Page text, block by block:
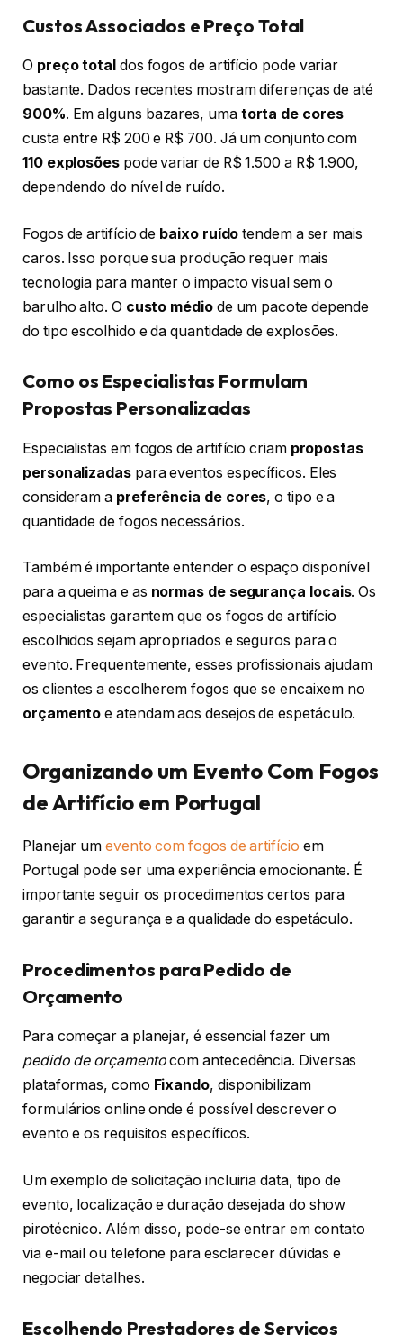
Custos Associados e Preço Total
O preço total dos fogos de artifício pode variar
bastante. Dados recentes mostram diferenças de até
900%. Em alguns bazares, uma torta de cores
custa entre R$ 200 e R$ 700. Já um conjunto com
110 explosõespode variar de R$ 1.500 a R$ 1.900,
dependendo do nível de ruído.
Fogos de artifício de baixo ruído tendem a ser mais
caros. Isso porque sua produção requer mais
tecnologia para manter o impacto visual sem o
barulho alto. O custo médiode um pacote depende
do tipo escolhido e da quantidade de explosões.
Como os Especialistas Formulam
Propostas Personalizadas
Especialistas em fogos de artifício criam propostas
personalizadaspara eventos específicos. Eles
consideram a preferência de cores, o tipo e a
quantidade de fogos necessários.
Também é importante entender o espaço disponível
para a queima e as normas de segurança locais. Os
especialistas garantem que os fogos de artifício
escolhidos sejam apropriados e seguros para o
evento. Frequentemente, esses profissionais ajudam
os clientes a escolherem fogos que se encaixem no
orçamento e atendam aos desejos de espetáculo.
Organizando um Evento Com Fogos
de Artifício em Portugal
Planejar umevento com fogos de artifício em
Portugal pode ser uma experiência emocionante. É
importante seguir os procedimentos certos para
garantir a segurança e a qualidade do espetáculo.
Procedimentos para Pedido de
Orçamento
Para começar a planejar, é essencial fazer um
pedido de orçamentocom antecedência. Diversas
plataformas, como Fixando, disponibilizam
formulários online onde é possível descrever o
evento e os requisitos específicos.
Um exemplo de solicitação incluiria data, tipo de
evento, localização e duração desejada do show
pirotécnico. Além disso, pode-se entrar em contato
via e-mail ou telefone para esclarecer dúvidas e
negociar detalhes.
Escolhendo Prestadores de Serviços